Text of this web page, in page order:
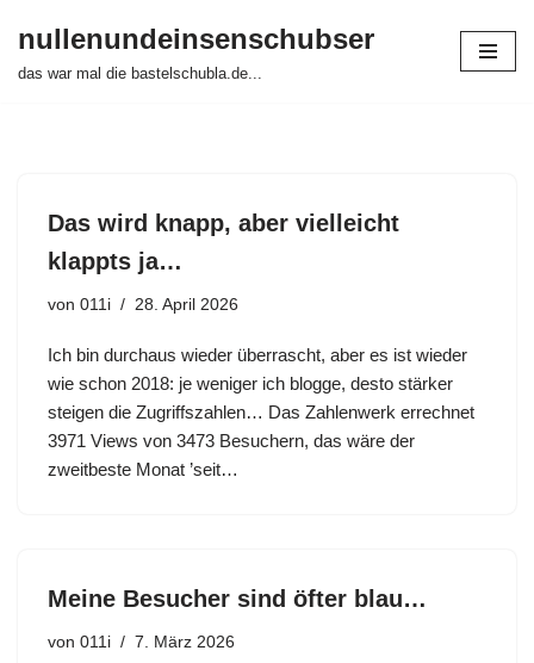
Zum
nullenundeinsenschubser
das war mal die bastelschubla.de...
Das wird knapp, aber vielleicht
klappts ja…
von 011i 28. April 2026
Ich bin durchaus wieder überrascht, aber es ist wieder
wie schon 2018: je weniger ich blogge, desto stärker
steigen die Zugriffszahlen… Das Zahlenwerk errechnet
3971 Views von 3473 Besuchern, das wäre der
zweitbeste Monat ’seit…
Meine Besucher sind öfter blau…
von 011i 7. März 2026